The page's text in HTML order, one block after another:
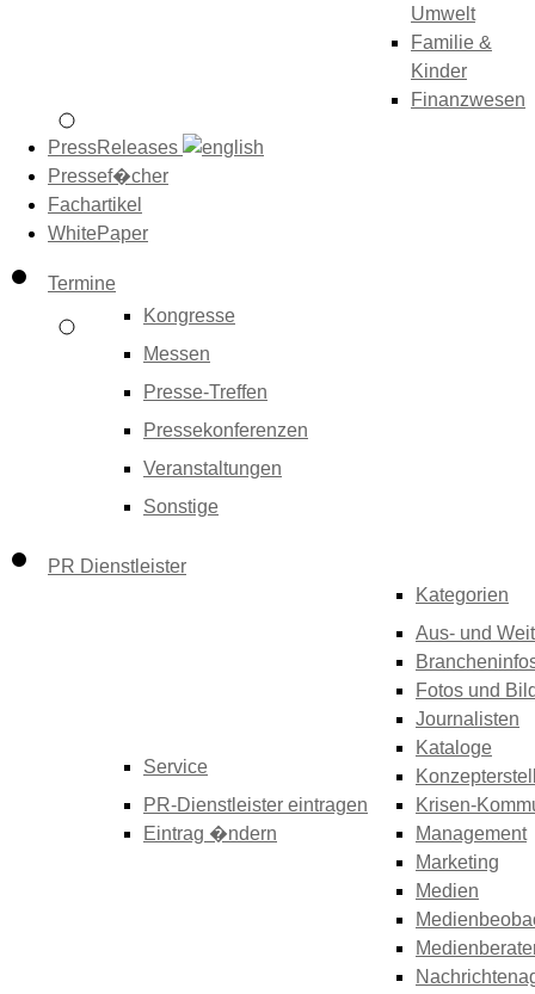
Umwelt
Familie &
Kinder
Finanzwesen
PressReleases
Pressef�cher
Fachartikel
WhitePaper
Termine
Kongresse
Messen
Presse-Treffen
Pressekonferenzen
Veranstaltungen
Sonstige
PR Dienstleister
Service
PR-Dienstleister eintragen
Eintrag �ndern
Kategorien
Aus- und
Fotos und
Journalisten
Kataloge
Krisen-
Management
Marketing
Medien